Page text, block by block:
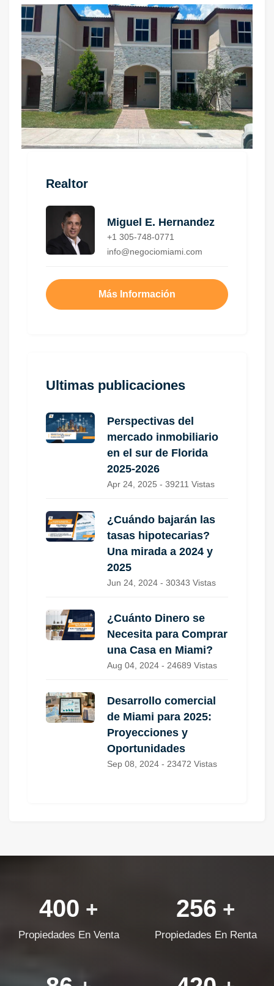
Realtor
Miguel E. Hernandez
+1 305-748-0771
info@negociomiami.com
Más Información
Ultimas publicaciones
Perspectivas del
mercado inmobiliario
en el sur de Florida
2025-2026
Apr 24, 2025 - 39211 Vistas
¿Cuándo bajarán las
tasas hipotecarias?
Una mirada a 2024 y
2025
Jun 24, 2024 - 30343 Vistas
¿Cuánto Dinero se
Necesita para Comprar
una Casa en Miami?
Aug 04, 2024 - 24689 Vistas
Desarrollo comercial
de Miami para 2025:
Proyecciones y
Oportunidades
Sep 08, 2024 - 23472 Vistas
400 +
Propiedades En Venta
256 +
Propiedades En Renta